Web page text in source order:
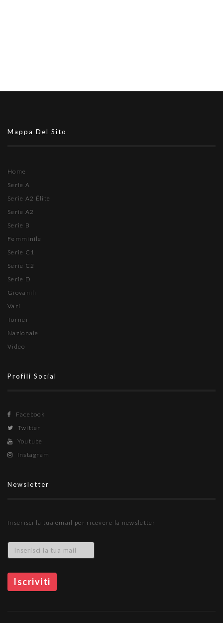
Mappa Del Sito
Home
Serie A
Serie A2 Élite
Serie A2
Serie B
Femminile
Serie C1
Serie C2
Serie D
Giovanili
Vari
Tornei
Nazionale
Video
Profili Social
Facebook
Twitter
Youtube
Instagram
Newsletter
Inserisci la tua email per ricevere la newsletter